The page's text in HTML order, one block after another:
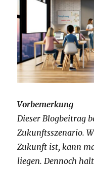
Vorbemerkung
Dieser Blogbeitrag
Zukunftsszenario.
Zukunft ist, kann
liegen. Dennoch